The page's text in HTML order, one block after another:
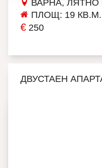
ВАРНА, ЛЯТНО
ПЛОЩ: 19 КВ.М.
€ 250
ДВУСТАЕН